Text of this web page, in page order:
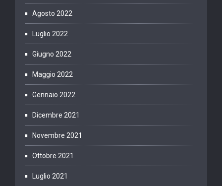
Agosto 2022
Luglio 2022
Giugno 2022
Maggio 2022
Gennaio 2022
Dicembre 2021
Novembre 2021
Ottobre 2021
Luglio 2021